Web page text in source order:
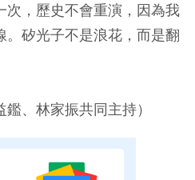
次，歷史不會重演，因為我
矽光子不是浪花，而是翻
鑑、林家振共同主持）